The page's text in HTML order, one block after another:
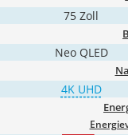
75 Zoll
Neo QLED
4K UHD